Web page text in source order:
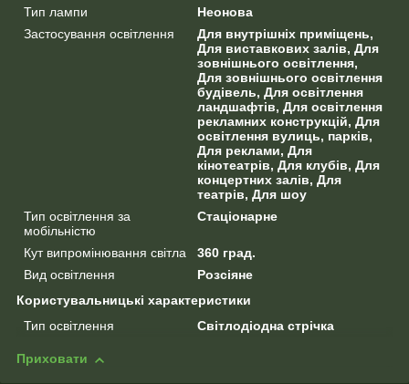
Тип лампи
Неонова
Застосування освітлення
Для внутрішніх приміщень,
Для виставкових залів, Для
зовнішнього освітлення,
Для зовнішнього освітлення
будівель, Для освітлення
ландшафтів, Для освітлення
рекламних конструкцій, Для
освітлення вулиць, парків,
Для реклами, Для
кінотеатрів, Для клубів, Для
концертних залів, Для
театрів, Для шоу
Тип освітлення за
мобільністю
Стаціонарне
Кут випромінювання світла
360 град.
Вид освітлення
Розсіяне
Користувальницькі характеристики
Тип освітлення
Світлодіодна стрічка
Приховати